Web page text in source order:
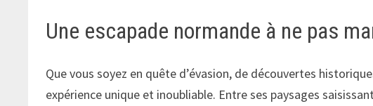
Une escapade normande à ne pas
Que vous soyez en quête d’évasion, de découvertes
expérience unique et inoubliable. Entre ses paysages